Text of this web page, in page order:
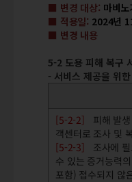
■ 변경 대상: 마비
■ 적용일: 2024년
■ 변경 내용
5-2 도용 피해 복구
- 서비스 제공을 위
[5-2-2]
피해 발
객센터로 조사 및
[5-2-3]
조사에
수 있는 증거능력
포함) 접수되지 않